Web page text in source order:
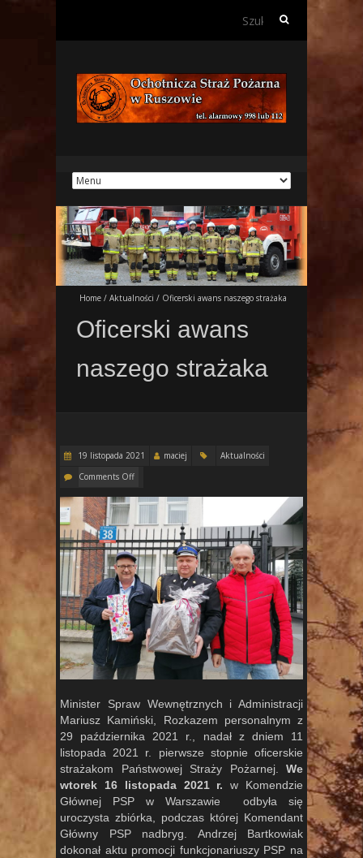
Szukaj:
Home / Aktualności / Oficerski awans naszego strażaka
Oficerski awans
naszego strażaka
19 listopada 2021 maciej
Aktualności
Comments Off
Minister Spraw Wewnętrznych i Administracji
Mariusz Kamiński, Rozkazem personalnym z
29 października 2021 r., nadał z dniem 11
listopada 2021 r. pierwsze stopnie oficerskie
strażakom Państwowej Straży Pożarnej. We
wtorek 16 listopada 2021 r. w Komendzie
Głównej PSP w Warszawie odbyła się
uroczysta zbiórka, podczas której Komendant
Główny PSP nadbryg. Andrzej Bartkowiak
dokonał aktu promocji funkcjonariuszy PSP na